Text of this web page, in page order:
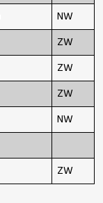
NW
ZW
ZW
ZW
NW
ZW